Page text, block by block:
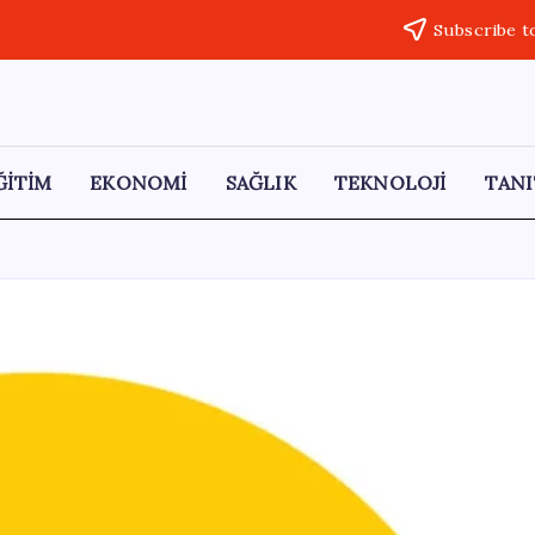
Subscribe
EKONOMİ SAĞLIK TEKNOLOJİ